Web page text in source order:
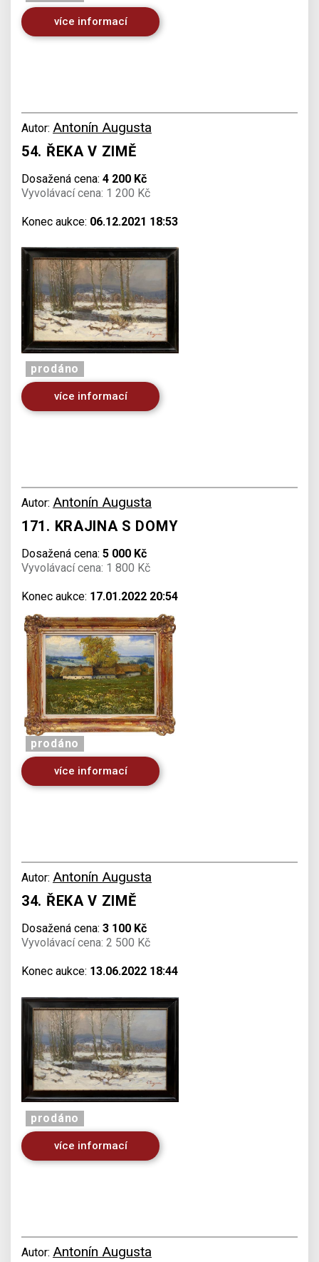
více informací
Autor: Antonín Augusta
54. ŘEKA V ZIMĚ
Dosažená cena: 4 200 Kč
Vyvolávací cena: 1 200 Kč
Konec aukce: 06.12.2021 18:53
prodáno
více informací
Autor: Antonín Augusta
171. KRAJINA S DOMY
Dosažená cena: 5 000 Kč
Vyvolávací cena: 1 800 Kč
Konec aukce: 17.01.2022 20:54
prodáno
více informací
Autor: Antonín Augusta
34. ŘEKA V ZIMĚ
Dosažená cena: 3 100 Kč
Vyvolávací cena: 2 500 Kč
Konec aukce: 13.06.2022 18:44
prodáno
více informací
Autor: Antonín Augusta